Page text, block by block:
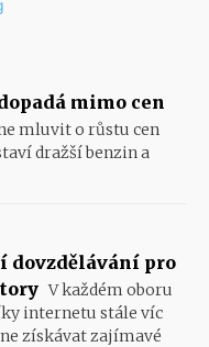
mimo cen
mluvit o růstu cen
dražší benzin a
dovzdělávání pro
V každém oboru
internetu stále víc
získávat zajímavé